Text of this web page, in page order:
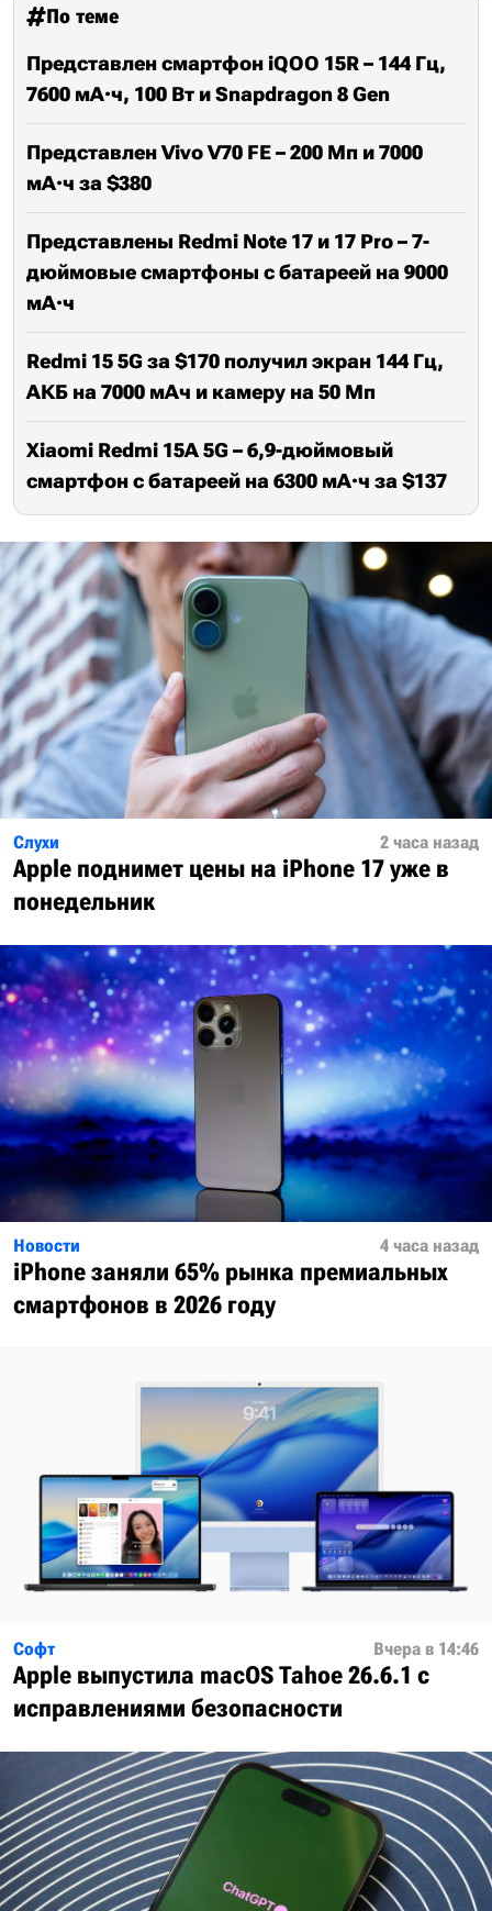
По теме
Представлен смартфон iQOO 15R – 144 Гц,
7600 мА·ч, 100 Вт и Snapdragon 8 Gen
Представлен Vivo V70 FE – 200 Мп и 7000
мА·ч за $380
Представлены Redmi Note 17 и 17 Pro – 7-
дюймовые смартфоны с батареей на 9000
мА·ч
Redmi 15 5G за $170 получил экран 144 Гц,
АКБ на 7000 мАч и камеру на 50 Мп
Xiaomi Redmi 15A 5G – 6,9-дюймовый
смартфон с батареей на 6300 мА·ч за $137
Слухи 2 часа назад
Apple поднимет цены на iPhone 17 уже в
понедельник
Новости 4 часа назад
iPhone заняли 65% рынка премиальных
смартфонов в 2026 году
Софт Вчера в 14:46
Apple выпустила macOS Tahoe 26.6.1 с
исправлениями безопасности